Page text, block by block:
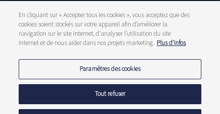
Informations juridiques
Plainte
Tarifs
Politique de cookies
Signaler une fraude
En cliquant sur « Accepter tous les cookies », vous acceptez que des
cookies soient stockés sur votre appareil afin d’améliorer la
navigation sur le site Internet, d'analyser l’utilisation du site
Internet et de nous aider dans nos projets marketing. Plus d'infos
Paramètres des cookies
Tout refuser